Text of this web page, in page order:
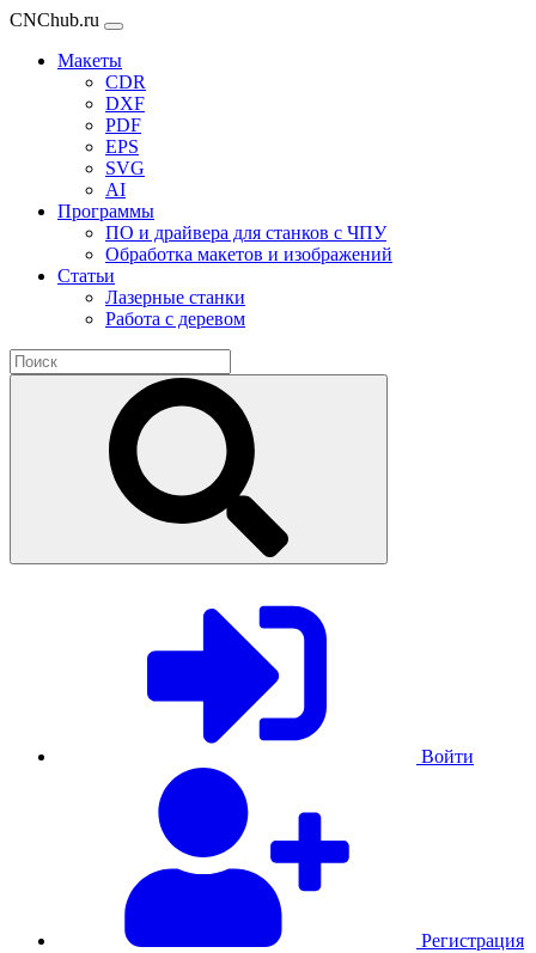
CNChub.ru
Макеты
CDR
DXF
PDF
EPS
SVG
AI
Программы
ПО и драйвера для станков с ЧПУ
Обработка макетов и изображений
Статьи
Лазерные станки
Работа с деревом
Войти
Регистрация